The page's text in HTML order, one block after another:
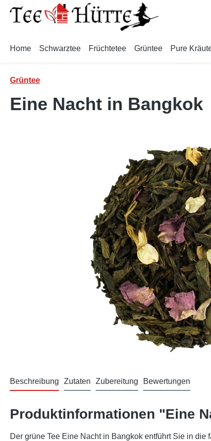
Hauptinhalt springen
Zur Suche springen
Zur Hauptnavigation springen
Home Schwarztee Früchtetee Grüntee Pure
Grüntee
Eine Nacht in Bangkok
Beschreibung Zutaten Zubereitung Bewertungen
Produktinformationen "Eine
Der grüne Tee Eine Nacht in Bangkok entführt Sie in